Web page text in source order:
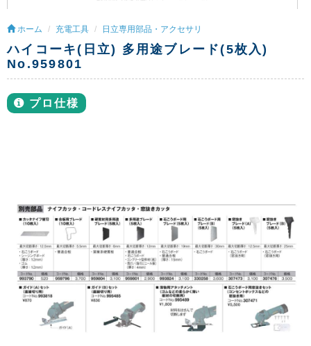
ホーム 充電工具 日立専用部品・アクセサリ
ハイコーキ(日立) 多用途ブレード(5枚入)
No.959801
プロ仕様